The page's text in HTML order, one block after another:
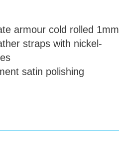
armour cold rolled 1mm
straps with nickel-
satin polishing